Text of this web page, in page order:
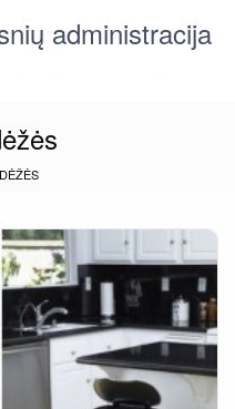
administracija